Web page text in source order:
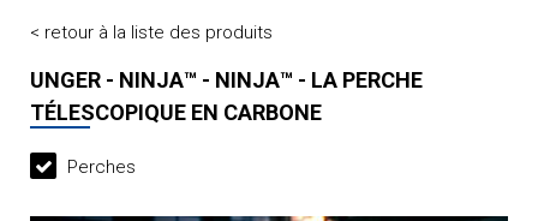
< retour à la liste des produits
UNGER - NINJA™ - NINJA™ - LA PERCHE
TÉLESCOPIQUE EN CARBONE
Perches